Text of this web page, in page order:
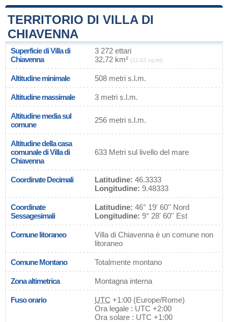
TERRITORIO DI VILLA DI
CHIAVENNA
Superficie di Villa di
Chiavenna
3 272 ettari
32,72 km² (12,63 sq mi)
Altitudine minimale 508 metri s.l.m.
Altitudine massimale 3 metri s.l.m.
Altitudine media sul
comune
256 metri s.l.m.
Altitudine della casa
comunale di Villa di
Chiavenna
633 Metri sul livello del mare
Coordinate Decimali Latitudine: 46.3333
Longitudine: 9.48333
Coordinate
Sessagesimali
Latitudine: 46° 19' 60'' Nord
Longitudine: 9° 28' 60'' Est
Comune litoraneo
Villa di Chiavenna è un comune non
litoraneo
Comune Montano Totalmente montano
Zona altimetrica Montagna interna
Fuso orario UTC +1:00 (Europe/Rome)
Ora legale : UTC +2:00
Ora solare : UTC +1:00